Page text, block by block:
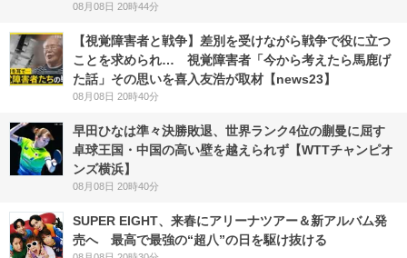
08月08日 20時44分
【視覚障害者と戦争】差別を受けながら戦争で役に立つ
ことを求められ… 視覚障害者「今から考えたら馬鹿げ
た話」その思いを喜入友浩が取材【news23】
08月08日 20時40分
早田ひなは準々決勝敗退、世界ランク4位の蒯曼に屈す
卓球王国・中国の高い壁を越えられず【WTTチャンピオ
ンズ横浜】
08月08日 20時40分
SUPER EIGHT、来春にアリーナツアー＆新アルバム発
売へ 最高で最強の“超八”の日を駆け抜ける